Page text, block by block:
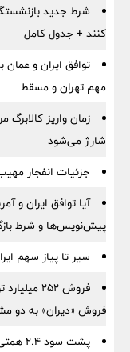
کنند + جدول کامل
توافق ایران و
مهم تهران و مسقط
شارژ می‌شود
جزئیات انفجار
آیا توافق ایران و
پیش‌نویس‌ها و شرط
سیر تا پیاز سهم
فروش ۲۵۲
فروش «دیران» به دو
پشت